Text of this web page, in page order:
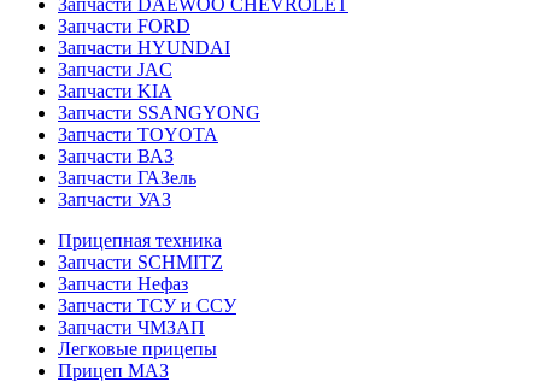
Запчасти DAEWOO CHEVROLET
Запчасти FORD
Запчасти HYUNDAI
Запчасти JAC
Запчасти KIA
Запчасти SSANGYONG
Запчасти TOYOTA
Запчасти ВАЗ
Запчасти ГАЗель
Запчасти УАЗ
Прицепная техника
Запчасти SCHMITZ
Запчасти Нефаз
Запчасти ТСУ и ССУ
Запчасти ЧМЗАП
Легковые прицепы
Прицеп МАЗ